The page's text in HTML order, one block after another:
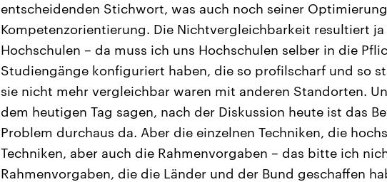
entscheidenden Stichwort, was auch noch seiner
Kompetenzorientierung. Die Nichtvergleichbarkeit resultiert ja
Hochschulen – da muss ich uns Hochschulen selber in die
Studiengänge konfiguriert haben, die so profilscharf und so
sie nicht mehr vergleichbar waren mit anderen Standorten.
dem heutigen Tag sagen, nach der Diskussion heute ist das
Problem durchaus da. Aber die einzelnen Techniken, die
Techniken, aber auch die Rahmenvorgaben – das bitte ich
Rahmenvorgaben, die die Länder und der Bund geschaffen